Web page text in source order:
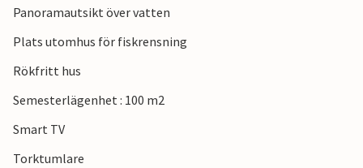
oförglömliga upplevelser. Ta en avkopplande bussresa eller
en kort biltur.
Panoramautsikt över vatten
Plats utomhus för fiskrensning
Rökfritt hus
Semesterlägenhet : 100 m2
Smart TV
Torktumlare